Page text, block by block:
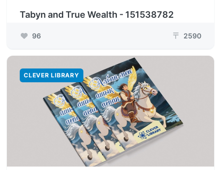
Tabyn and True Wealth - 151538782
96 ₸ 2590
CLEVER LIBRARY